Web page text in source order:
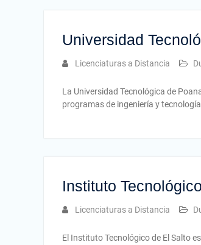
Universidad
Licenciaturas a Distancia
La Universidad Tecnológica de
programas de ingeniería y
Instituto
Licenciaturas a Distancia
El Instituto Tecnológico de El Salto